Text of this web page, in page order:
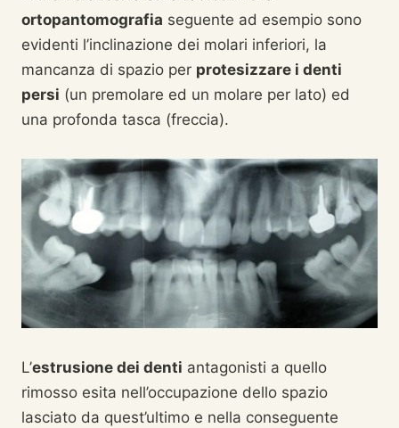
ortopantomografia seguente ad esempio sono
evidenti l’inclinazione dei molari inferiori, la
mancanza di spazio per protesizzare i denti
persi (un premolare ed un molare per lato) ed
una profonda tasca (freccia).
L’estrusione dei denti antagonisti a quello
rimosso esita nell’occupazione dello spazio
lasciato da quest’ultimo e nella conseguente